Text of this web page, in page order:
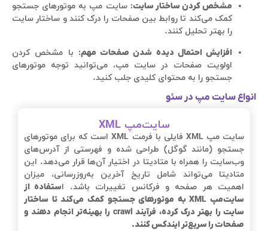
مشخص کردن ساختار سایت: سایت مپ به موتورهای جستجو
کمک می‌کند تا روابط بین صفحات را درک کنند و ساختار سایت
را بهتر تحلیل کنند.
افزایش احتمال دیده شدن صفحات مهم: با مشخص کردن
اولویت صفحات در سایت مپ، می‌توانید توجه موتورهای
جستجو را به محتوای کلیدی جلب کنید.
انواع سایت مپ در سئو
سایت‌مپ XML
سایت مپ XML فایلی با فرمت XML است که برای موتورهای
جستجو (مانند گوگل) طراحی شده و فهرستی از آدرس‌های
وب‌سایت را همراه با متادیتا در اختیار آن‌ها قرار می‌دهد. این
متادیتا می‌تواند شامل تاریخ آخرین به‌روزرسانی، میزان
اهمیت هر صفحه و فرکانس تغییرات باشد. استفاده از
سایت‌مپ XML به موتورهای جستجو کمک می‌کند تا ساختار
سایت را بهتر درک کرده، فرآیند crawl را بهینه‌تر انجام دهند و
صفحات را سریع‌تر ایندکس کنند.